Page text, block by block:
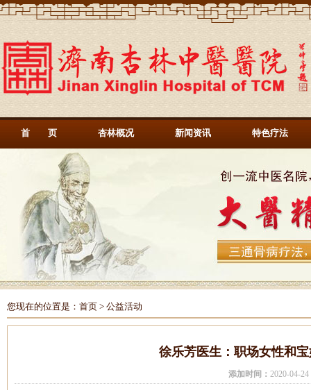
首 页 杏林概况 新闻资讯 特色疗法
您现在的位置是： 首页 > 公益活动
徐乐芳医生：职场女性和
添加时间： 2020-04-